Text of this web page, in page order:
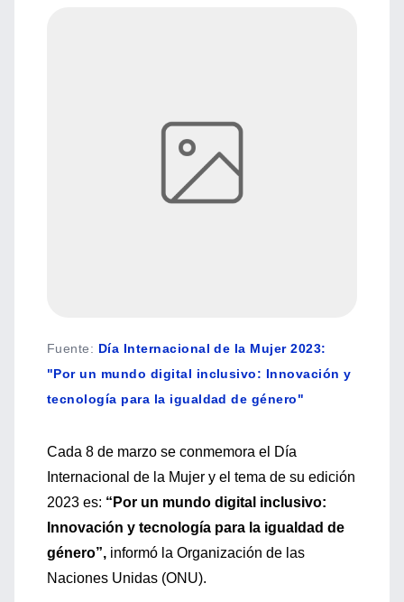
Fuente: Día Internacional de la Mujer 2023:
"Por un mundo digital inclusivo: Innovación y
tecnología para la igualdad de género"
Cada 8 de marzo se conmemora el Día
Internacional de la Mujer y el tema de su edición
2023 es: “Por un mundo digital inclusivo:
Innovación y tecnología para la igualdad de
género”, informó la Organización de las
Naciones Unidas (ONU).